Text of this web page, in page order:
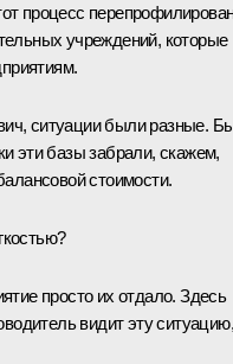
процесс
учреждений, которые
ситуации были разные.
эти базы забрали, скажем,
стоимости.
просто их отдало. Здесь
видит эту ситуацию,